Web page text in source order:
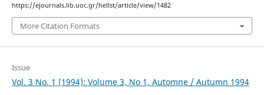
https://ejournals.lib.uoc.gr/hellst/article/view/1482
More Citation Formats
Issue
Vol. 3 No. 1 (1994): Volume 3, No 1, Automne / Autumn 1994